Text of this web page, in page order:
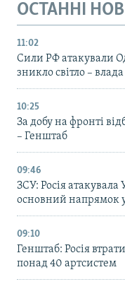
ОСТАННІ
11:02
Сили РФ атакували
зникло світло – влада
10:25
За добу на фронті
– Генштаб
09:46
ЗСУ: Росія
основний напрямок
09:10
Генштаб: Росія
понад 40 артсистем